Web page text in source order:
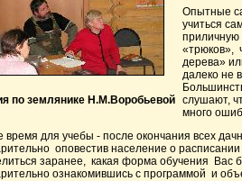
по землянике Н.М.Воробьевой
Опытные
учиться
приличную
«трюков»,
дерева»
далеко не
слушают,
много
время для учебы - после окончания всех
оповестив население о
заранее, какая форма обучения Вас
ознакомившись с программой и